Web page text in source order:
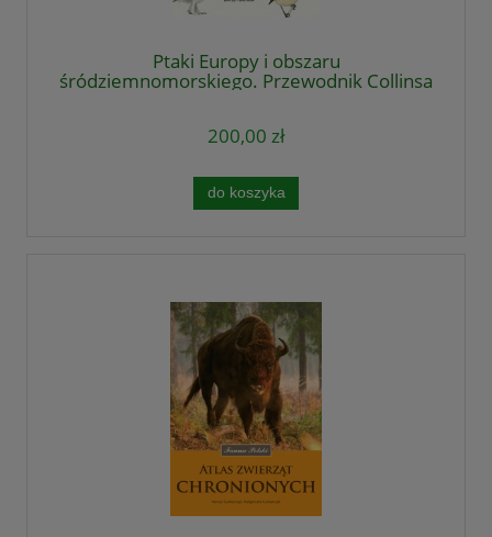
Ptaki Europy i obszaru
śródziemnomorskiego. Przewodnik Collinsa
200,00 zł
do koszyka